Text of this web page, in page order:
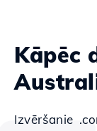
Kāpēc
Izvēršanie